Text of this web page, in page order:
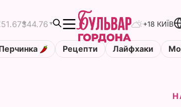
$44.76 +18 КИЇВ
Рецепти Лайфхаки